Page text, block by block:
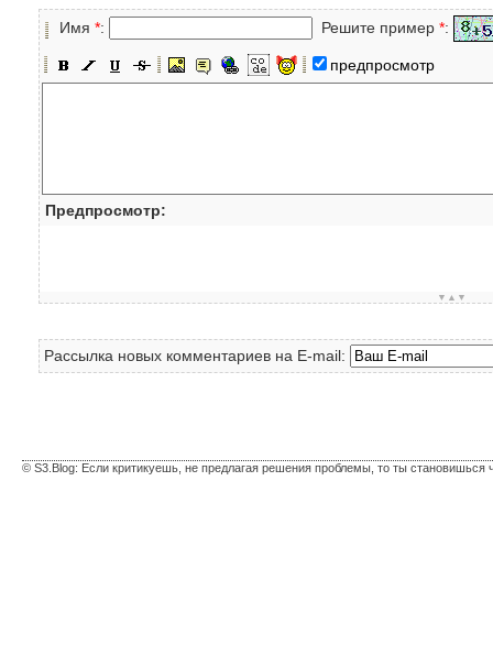
Имя *: Решите пример *:
предпросмотр
Предпросмотр:
▼▲▼
Рассылка новых комментариев на E-mail:
© S3.Blog: Если критикуешь, не предлагая решения проблемы, то ты становишься